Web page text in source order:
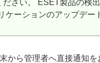
さい。 ESET製品の検
ーションのアップデー
から管理者へ直接通知